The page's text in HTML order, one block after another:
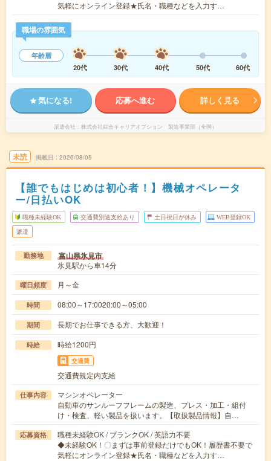
気軽にオンライン登録★氏名・職種などを入力す…
職場の雰囲気
年齢層
20代
30代 40代 50代 60代
気になる! 応募へ進む 詳しく見る
派遣会社 株式会社綜合キャリアオプション 製造事業部（全国）
未読 掲載日 2026/08/05
【誰でもはじめは初心者！】機械オペレータ
ー/日払いOK
職種未経験OK 交通費別途支給あり 土日祝日が休み WEB登録OK
派遣
勤務地 富山県氷見市
氷見駅から車14分
曜日頻度 月～金
時間 08:00～17:0020:00～05:00
期間 長期でお仕事できる方、大歓迎！
時給 時給1200円
交通費
交通費規定内支給
仕事内容
マシンオペレーター
自動車のサンルーフフレームの製造、プレス・加工・組付
け・検査、軽い製品を扱います。【取扱製品情報】自…
応募資格
職種未経験OK / ブランクOK / 英語力不要
◆未経験OK！〇まずは事前登録だけでもOK！履歴書不要で
気軽にオンライン登録★氏名・職種などを入力す…